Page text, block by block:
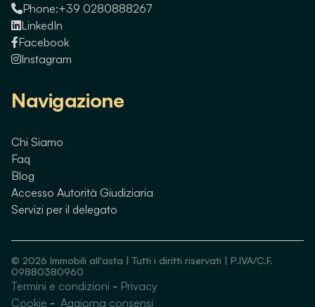
Guarda immobili simili
Phone:+39 0280888267
LinkedIn
Facebook
Instagram
Navigazione
Chi Siamo
Faq
Blog
Accesso Autorità Giudiziaria
Servizi per il delegato
© 2026 Immobili all'asta | Tutti i diritti riservati | P.IVA/C.F.
09880380960
Termini e condizioni - Privacy
Cookie - Aggiorna consensi